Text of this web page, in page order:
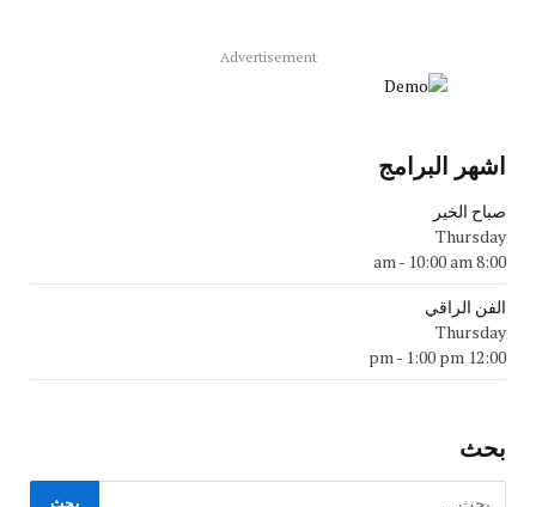
Advertisement
اشهر البرامج
صباح الخير
Thursday
8:00 am
- 10:00 am
الفن الراقي
Thursday
12:00 pm
- 1:00 pm
بحث